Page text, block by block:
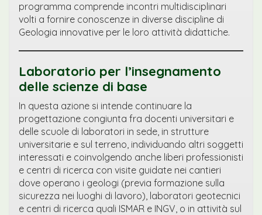
programma comprende incontri multidisciplinari
volti a fornire conoscenze in diverse discipline di
Geologia innovative per le loro attività didattiche.
Laboratorio per l’insegnamento
delle scienze di base
In questa azione si intende continuare la
progettazione congiunta fra docenti universitari e
delle scuole di laboratori in sede, in strutture
universitarie e sul terreno, individuando altri soggetti
interessati e coinvolgendo anche liberi professionisti
e centri di ricerca con visite guidate nei cantieri
dove operano i geologi (previa formazione sulla
sicurezza nei luoghi di lavoro), laboratori geotecnici
e centri di ricerca quali ISMAR e INGV, o in attività sul